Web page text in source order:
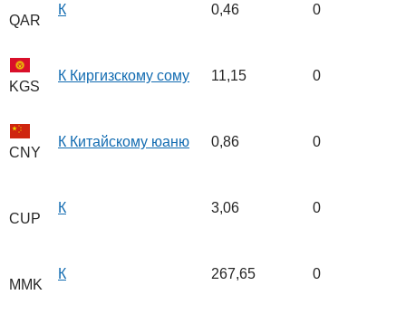
QAR
К 0,46 0
KGS
К Киргизскому сому 11,15 0
CNY
К Китайскому юаню 0,86 0
CUP
К 3,06 0
MMK
К 267,65 0